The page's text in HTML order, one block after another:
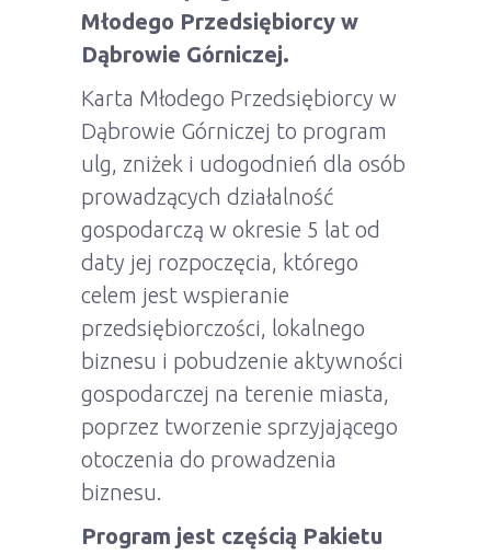
Młodego Przedsiębiorcy w
Dąbrowie Górniczej.
Karta Młodego Przedsiębiorcy w
Dąbrowie Górniczej to program
ulg, zniżek i udogodnień dla osób
prowadzących działalność
gospodarczą w okresie 5 lat od
daty jej rozpoczęcia, którego
celem jest wspieranie
przedsiębiorczości, lokalnego
biznesu i pobudzenie aktywności
gospodarczej na terenie miasta,
poprzez tworzenie sprzyjającego
otoczenia do prowadzenia
biznesu.
Program jest częścią Pakietu